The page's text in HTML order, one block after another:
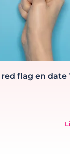
flag en date